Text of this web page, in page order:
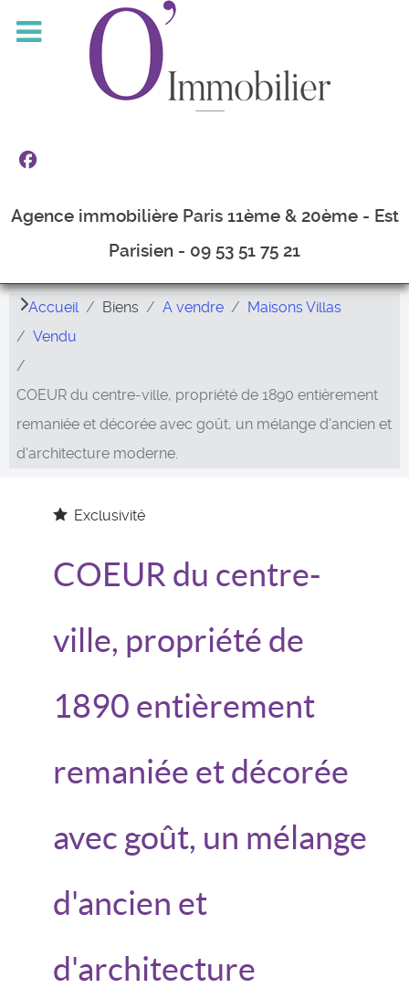
Agence immobilière Paris 11ème & 20ème - Est
Parisien - 09 53 51 75 21
Accueil Biens A vendre
Maisons Villas
Vendu
COEUR du centre-ville, propriété de 1890 entièrement
remaniée et décorée avec goût, un mélange d'ancien et
d'architecture moderne.
Exclusivité
COEUR du centre-
ville, propriété de
1890 entièrement
remaniée et décorée
avec goût, un mélange
d'ancien et
d'architecture